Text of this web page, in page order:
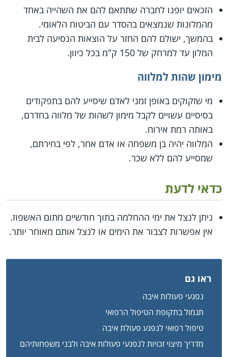
הזכאים יופנו לחברה שתתאם להם את השהייה באחד
מהמלונות שנמצאים בהסדר עם הביטוח הלאומי.
בהמשך, ישולם להם החזר על הוצאות הנסיעה לבית
המלון עד למרחק של 150 ק"מ בכל כיוון.
מימון שהות למלווה
מי שזקוקים באופן זמני לאדם שיסייע להם בתפקודים
בסיסיים עשויים לקבל מימון לשהות של מלווה בחדרם,
באותה רמת אירוח.
המלווה יהיה בן משפחה או אדם אחר, לפי בחירתם,
שמסייע להם ללא שכר.
כדאי לדעת
ניתן לנצל את ימי ההחלמה בתוך חודשיים מתום האשפוז.
אין אפשרות לצבור את הימים או לנצל אותם מאוחר יותר.
ראו גם
נפגעי פעולות איבה
תגמול בתקופת הטיפול הרפואי
טיפול רפואי לנפגע פעולת איבה
מדריך מיצוי זכויות לנפגעי פעולות איבה ולבני משפחותיהם